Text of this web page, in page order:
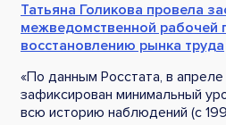
Татьяна Голикова провела
межведомственной рабочей
восстановлению рынка труда
«По данным Росстата, в
зафиксирован минимальный
всю историю наблюдений (с